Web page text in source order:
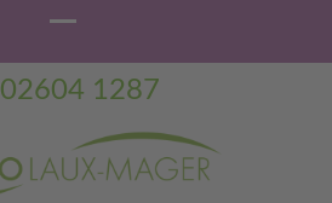
02604 1287